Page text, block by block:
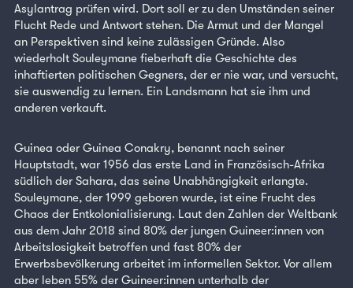
Asylantrag prüfen wird. Dort soll er zu den Umständen seiner
Flucht Rede und Antwort stehen. Die Armut und der Mangel
an Perspektiven sind keine zulässigen Gründe. Also
wiederholt Souleymane fieberhaft die Geschichte des
inhaftierten politischen Gegners, der er nie war, und versucht,
sie auswendig zu lernen. Ein Landsmann hat sie ihm und
anderen verkauft.
Guinea oder Guinea Conakry, benannt nach seiner
Hauptstadt, war 1956 das erste Land in Französisch-Afrika
südlich der Sahara, das seine Unabhängigkeit erlangte.
Souleymane, der 1999 geboren wurde, ist eine Frucht des
Chaos der Entkolonialisierung. Laut den Zahlen der Weltbank
aus dem Jahr 2018 sind 80% der jungen Guineer:innen von
Arbeitslosigkeit betroffen und fast 80% der
Erwerbsbevölkerung arbeitet im informellen Sektor. Vor allem
aber leben 55% der Guineer:innen unterhalb der